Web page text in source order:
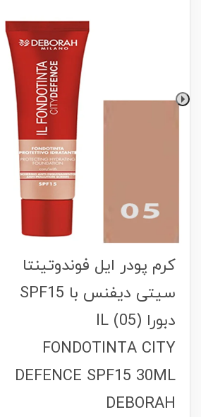
کرم پودر ایل فوندوتینتا
سیتی دیفنس با SPF15
دبورا (05) ‏IL
FONDOTINTA CITY
DEFENCE SPF15 30ML
DEBORAH